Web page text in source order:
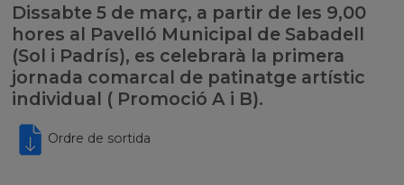
Dissabte 5 de març, a partir de les 9,00
hores al Pavelló Municipal de Sabadell
(Sol i Padrís), es celebrarà la primera
jornada comarcal de patinatge artístic
individual ( Promoció A i B).
Ordre de sortida